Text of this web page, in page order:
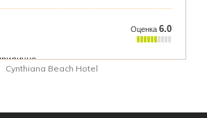
Cynthiana Beach Hotel